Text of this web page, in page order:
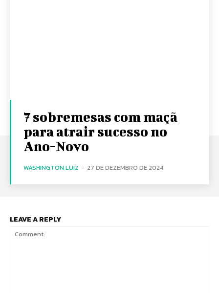
7 sobremesas com maçã
para atrair sucesso no
Ano-Novo
WASHINGTON LUIZ - 27 DE DEZEMBRO DE 2024
LEAVE A REPLY